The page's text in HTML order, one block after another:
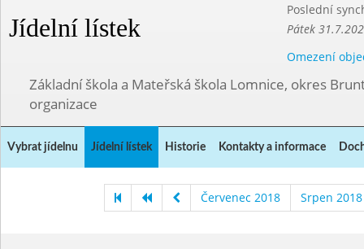
Jídelní lístek
Poslední
Pátek
Omezení
Základní škola a Mateřská škola Lomnice, okres
organizace
Vybrat jídelnu Jídelní lístek Historie Kontakty a informace
Červenec 2018 Srpen 2018